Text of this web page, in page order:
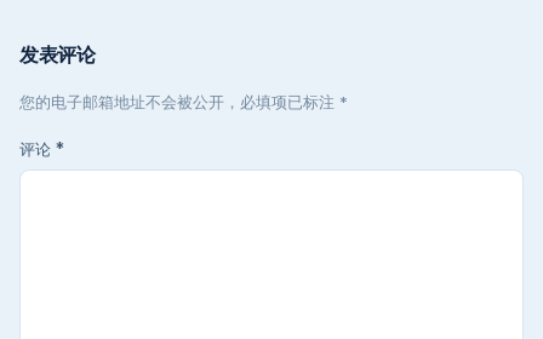
发表评论
您的电子邮箱地址不会被公开，必填项已标注 *
评论 *